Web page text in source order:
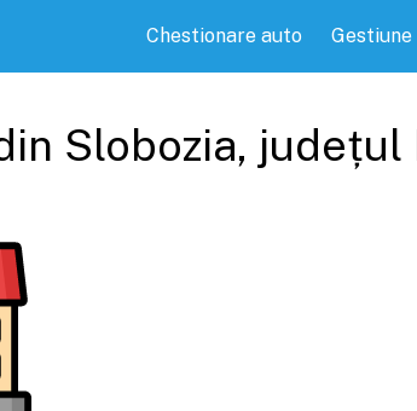
Chestionare auto
Slobozia, județul